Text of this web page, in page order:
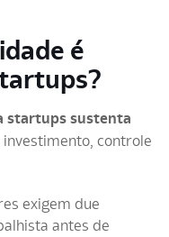
é
startups sustenta
controle
exigem due
antes de